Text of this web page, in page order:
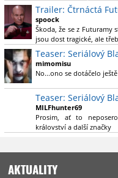
Držím tomu palce.
Gibson a co je jeho
který pojem cyberpunk
nikoliv fanouška žánru)
nástupců", kteří přišli
Altered Carbon, Blade
konečně vzpomene i na
Teď už nezbývá nic
to
. Plus kudos za
Trailer: Čtrnáctá
spoock
Škoda, že se z Futuramy
jsou dost tragické, ale
Nedávno začala vycházet
že se na to dá opět
Teaser: Seriálový
mimomisu
No...ono se dotáčelo
Teaser: Seriálový
MILFhunter69
Prosim, ať to
království a další značky
AKTUALITY